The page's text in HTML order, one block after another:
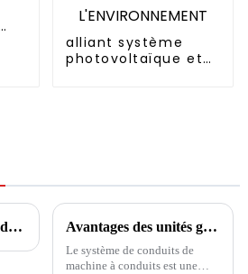
alliant système
photovoltaïque et
Solutions de séchage des boues Avantages des unités gainables par rapport à la climatisation centrale
Le système de conduits de
machine à conduits est une